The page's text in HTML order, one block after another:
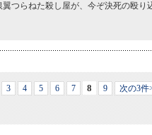
翼つらねた殺し屋が、今ぞ決死の殴り
3 4 5 6 7 8 9
次の3件